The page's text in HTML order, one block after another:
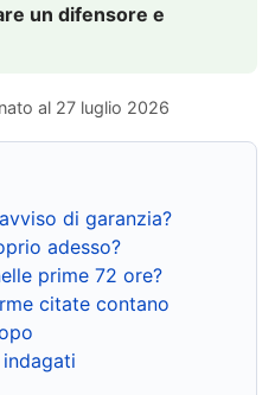
un difensore e
al 27 luglio 2026
di garanzia?
adesso?
prime 72 ore?
citate contano